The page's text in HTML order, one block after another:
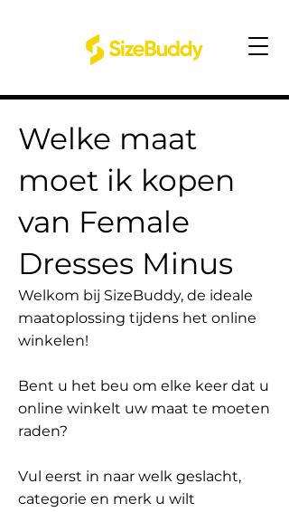
Welke maat
moet ik kopen
van Female
Dresses Minus
Welkom bij SizeBuddy, de ideale
maatoplossing tijdens het online
winkelen!
Bent u het beu om elke keer dat u
online winkelt uw maat te moeten
raden?
Vul eerst in naar welk geslacht,
categorie en merk u wilt